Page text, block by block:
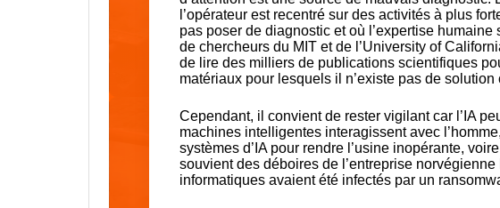
l’opérateur est recentré sur des activités à plus
pas poser de diagnostic et où l’expertise
de chercheurs du MIT et de l’University of
de lire des milliers de publications scientifiques
matériaux pour lesquels il n’existe pas de solution
Cependant, il convient de rester vigilant car l’IA
machines intelligentes interagissent avec
systèmes d’IA pour rendre l’usine inopérante,
souvient des déboires de l’entreprise
informatiques avaient été infectés par un